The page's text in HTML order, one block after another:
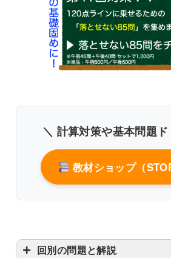
改行過去問を
＼ 計算対策や基本問題
教材ショップ（
回別の問題と解説